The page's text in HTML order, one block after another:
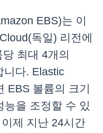
EBS)는 이
독일) 리전에
최대 4개의
니다. Elastic
EBS 볼륨의 크기
능을 조정할 수 있
제 지난 24시간